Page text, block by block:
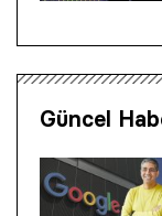
Güncel